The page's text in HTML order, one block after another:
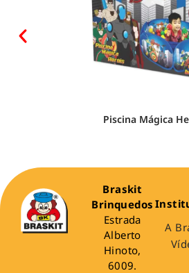
Piscina Mágica
Braskit
Brinquedos
Estrada
Alberto
Hinoto,
6009.
A